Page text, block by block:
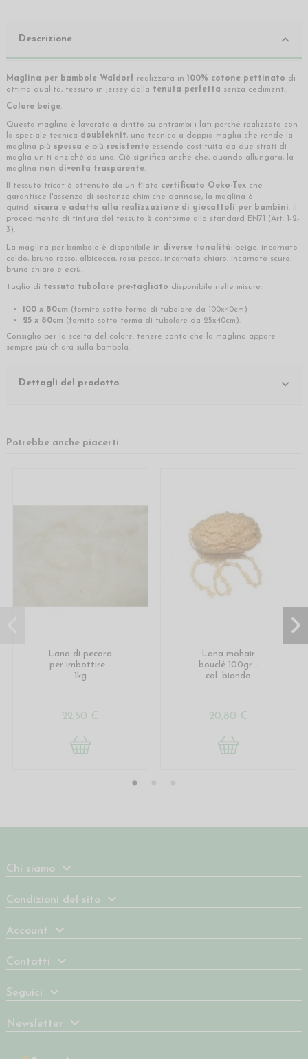
Descrizione
Maglina per bambole Waldorf realizzata in 100% cotone pettinato di
ottima qualità, tessuto in jersey dalla tenuta perfetta senza cedimenti.
Colore beige.
Questa maglina è lavorata a diritto su entrambi i lati perché realizzata con
la speciale tecnica doubleknit, una tecnica a doppia maglia che rende la
maglina più spessa e più resistente essendo costituita da due strati di
maglia uniti anziché da uno. Ciò significa anche che, quando allungata, la
maglina non diventa trasparente.
Il tessuto tricot è ottenuto da un filato certificato Oeko-Tex che
garantisce l'assenza di sostanze chimiche dannose, la maglina è
quindi sicura e adatta alla realizzazione di giocattoli per bambini. Il
procedimento di tintura del tessuto è conforme allo standard EN71 (Art. 1-2-
3).
La maglina per bambole è disponibile in diverse tonalità: beige, incarnato
caldo, bruno rosso, albicocca, rosa pesca, incarnato chiaro, incarnato scuro,
bruno chiaro e ecrù.
Taglio di tessuto tubolare pre-tagliato disponibile nelle misure:
100 x 80cm (fornito sotto forma di tubolare da 100x40cm)
25 x 80cm (fornito sotto forma di tubolare da 25x40cm).
Consiglio per la scelta del colore: tenere conto che la maglina appare
sempre più chiara sulla bambola.
Dettagli del prodotto
Potrebbe anche piacerti
Lana di pecora
per imbottire -
1kg
22,50 €
Lana mohair
bouclé 100gr -
col. biondo
20,80 €
Chi siamo
Condizioni del sito
Account
Contatti
Seguici
Newsletter